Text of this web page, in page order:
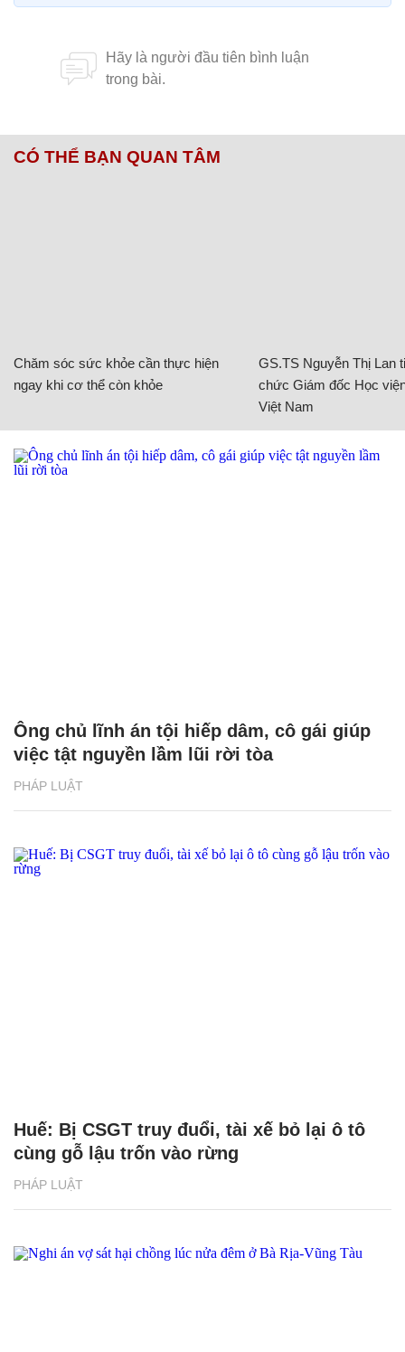
CÓ THỂ BẠN QUAN TÂM
Chăm sóc sức khỏe cần thực hiện
ngay khi cơ thể còn khỏe
GS.TS Nguyễn Thị Lan
chức Giám đốc Học
Việt Nam
PHÁP LUẬT
Ông chủ lĩnh án tội hiếp dâm, cô gái giúp
việc tật nguyền lầm lũi rời tòa
PHÁP LUẬT
Huế: Bị CSGT truy đuổi, tài xế bỏ lại ô tô
cùng gỗ lậu trốn vào rừng